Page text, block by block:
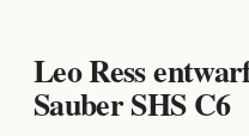
Leo Ress
Sauber SHS C6